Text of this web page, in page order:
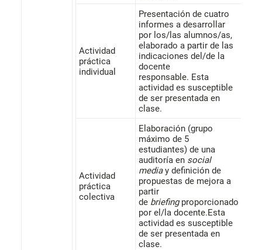
Actividad
práctica
individual
Presentación de cuatro
informes a desarrollar
por los/las alumnos/as,
elaborado a partir de las
indicaciones del/de la
docente
responsable. Esta
actividad es susceptible
de ser presentada en
clase.
Actividad
práctica
colectiva
Elaboración (grupo
máximo de 5
estudiantes) de una
auditoría en social
mediay definición de
propuestas de mejora a
partir
de briefingproporcionado
por el/la docente.Esta
actividad es susceptible
de ser presentada en
clase.